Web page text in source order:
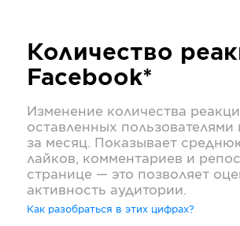
Количество
Facebook*
Изменение количества
оставленных пользователями
за месяц. Показывает
лайков, комментариев и
странице — это позволяет
активность аудитории.
Как разобраться в этих цифрах?